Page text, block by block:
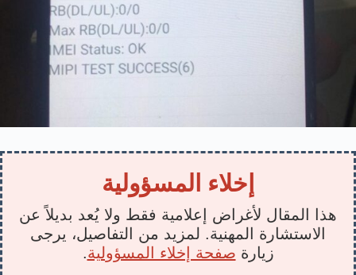
إخلاء المسؤولية
هذا المقال لأغراض إعلامية فقط ولا يُعد بديلاً عن
الاستشارة المهنية. لمزيد من التفاصيل، يرجى
زيارة صفحة إخلاء المسؤولية.